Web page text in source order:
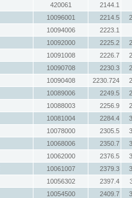
420061
2144.1
10096001 2214.5
10094006
2223.1
10092000 2225.2
10091008 2226.7
10090708 2230.3
10090408 2230.724
10089006 2249.5
10088003 2256.9
10081004 2284.4
10078000 2305.5
10068006 2350.7
10062000 2376.5
10061007 2379.3
10056302 2397.4
10054500 2409.7